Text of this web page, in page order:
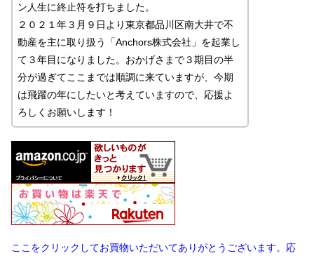
ン人生に終止符を打ちました。
２０２１年３月９日より東京都品川区南大井で不
動産を主に取り扱う「Anchors株式会社」を起業し
て３年目になりました。おかげさまで３期目の半
分が過ぎてここまでは順調に来ていますが、今期
は飛躍の年にしたいと考えていますので、応援よ
ろしくお願いします！
ここをクリックしてお買物いただいてありがとうございます。応